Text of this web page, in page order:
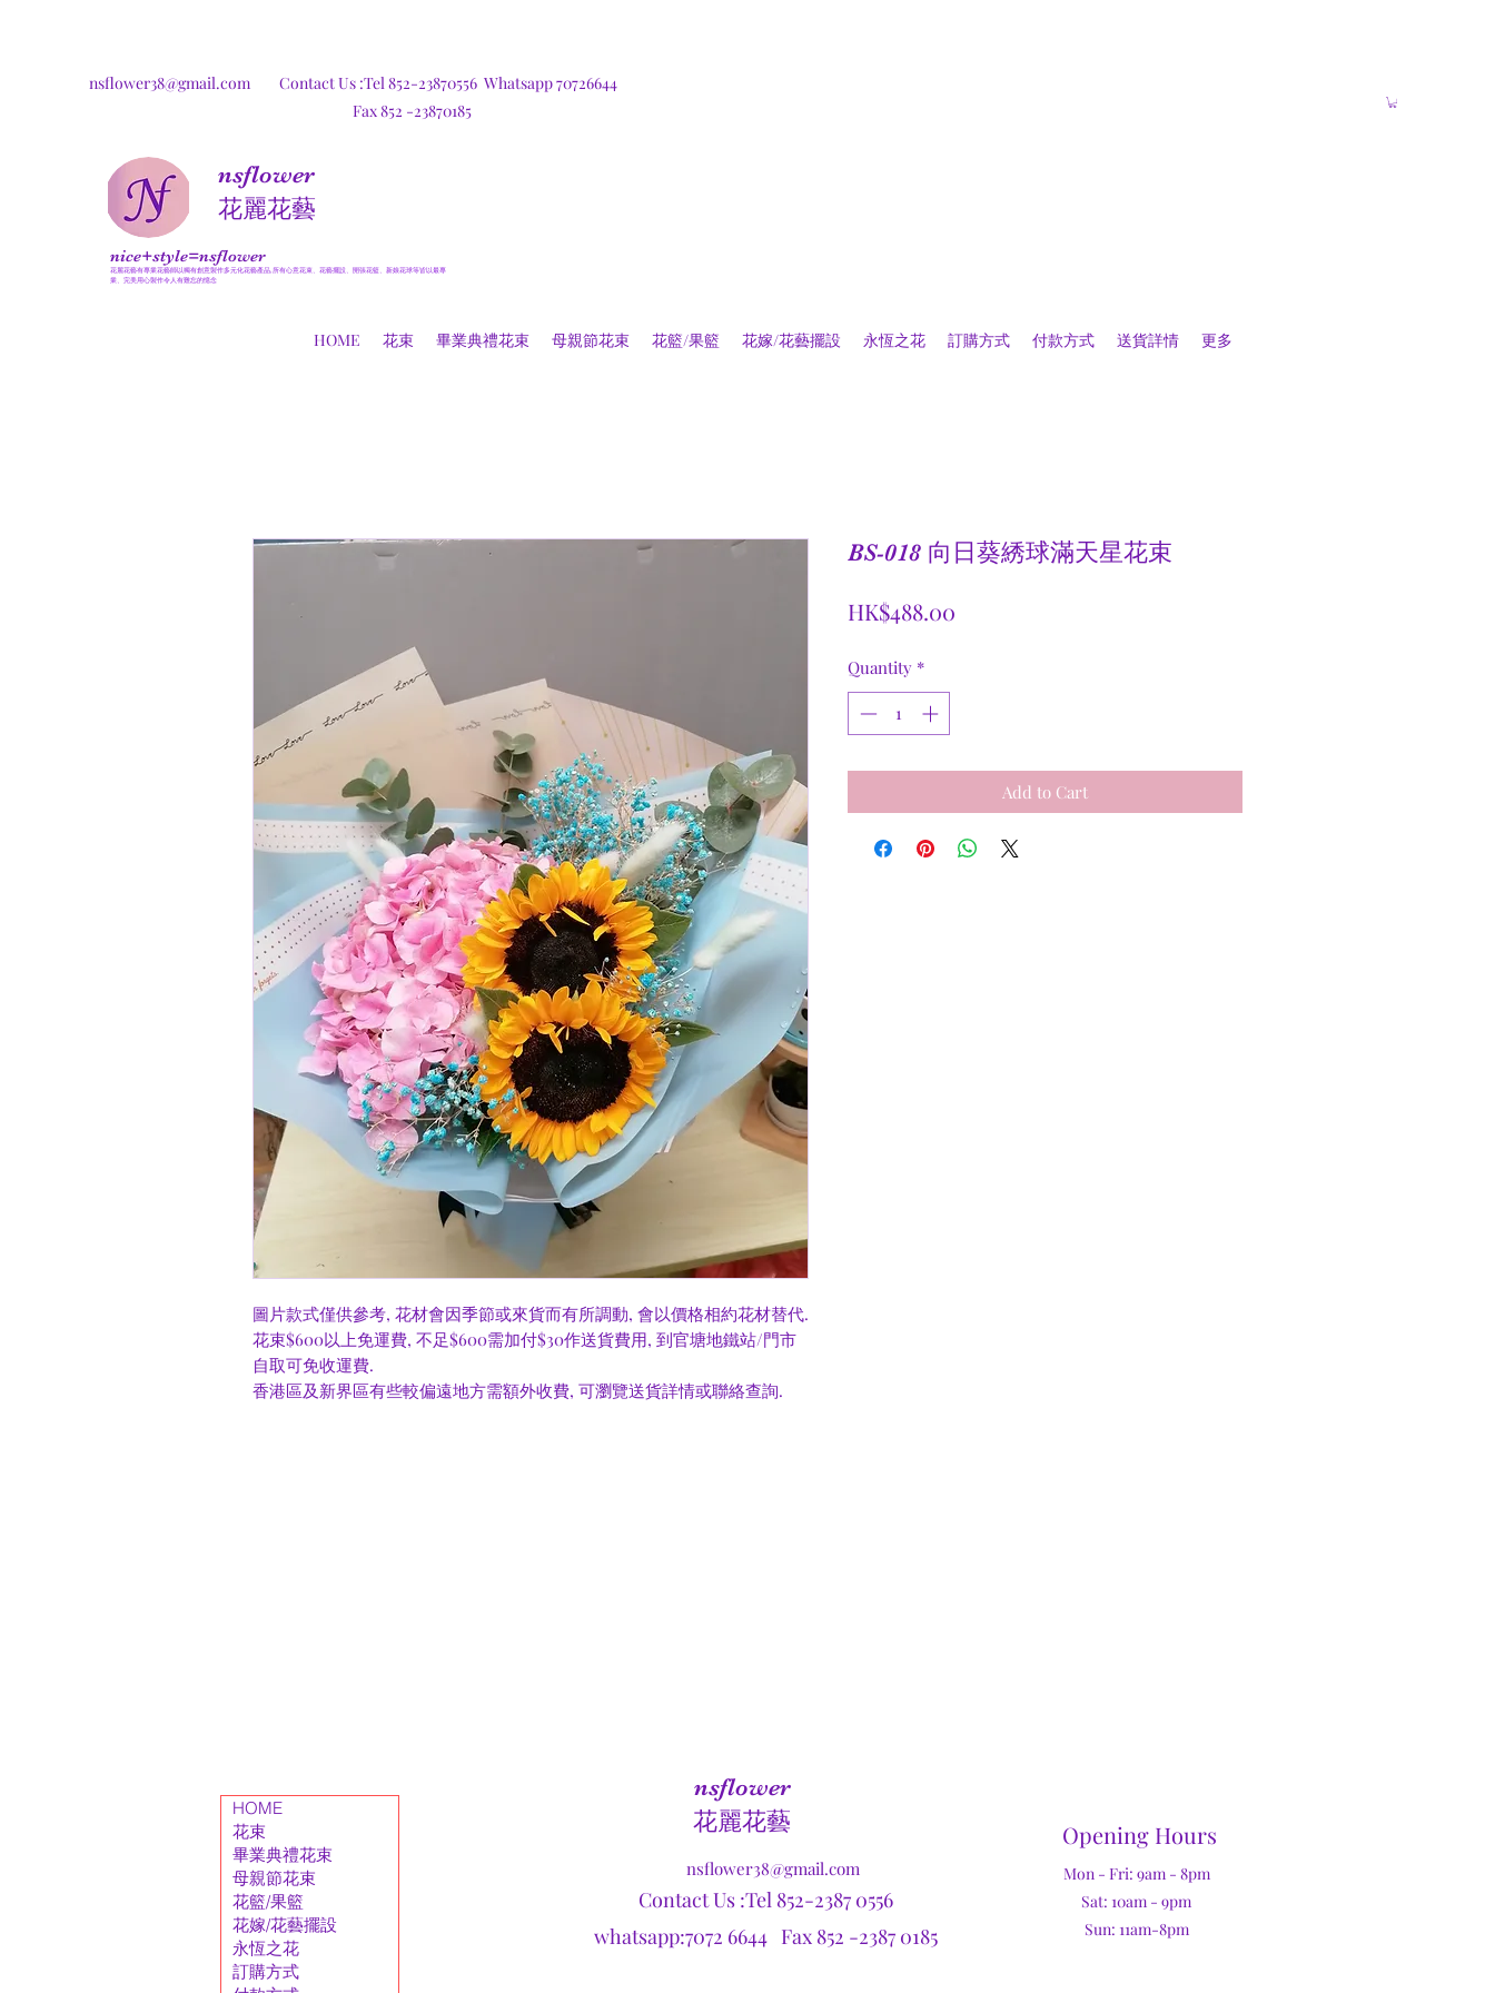
nsflower38@gmail.com Contact Us :Tel 852-23870556 Whatsapp 70726644
Fax 852 -23870185
nsflower
​花麗花藝
nice+style=nsflower
花麗花藝有專業花藝師以獨有創意製作多元化花藝產品,所有心意花束、花藝擺設、開張花籃、新娘花球等皆以最專
業、完美用心製作令人有難忘的憶念
HOME 花束 畢業典禮花束 母親節花束 花籃/果籃 花嫁/花藝擺設 永恆之花 訂購方式 付款方式 送貨詳情 更多
圖片款式僅供參考, 花材會因季節或來貨而有所調動, 會以價格相約花材替代.
花束$600以上免運費, 不足$600需加付$30作送貨費用, 到官塘地鐵站/門市
自取可免收運費.
香港區及新界區有些較偏遠地方需額外收費, 可瀏覽送貨詳情或聯絡查詢.
BS-018 向日葵綉球滿天星花束
HK$488.00
Quantity *
Add to Cart
HOME
花束
畢業典禮花束
母親節花束
花籃/果籃
花嫁/花藝擺設
永恆之花
訂購方式
nsflower
​花麗花藝
nsflower38@gmail.com
Contact Us :Tel 852-2387 0556
whatsapp:7072 6644 Fax 852 -2387 0185
Opening Hours
Mon - Fri: 9am - 8pm
Sat: 10am - 9pm
Sun: 11am-8pm